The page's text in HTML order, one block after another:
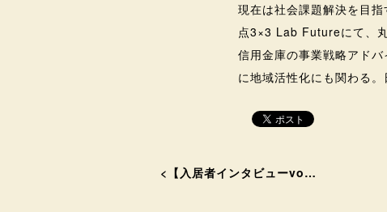
現在は社会課題解決を目
点3×3 Lab Futureにて、
信用金庫の事業戦略アド
に地域活性化にも関わる
< 【入居者インタビューvo…